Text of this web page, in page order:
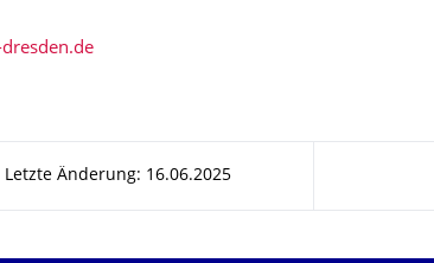
Letzte Änderung: 16.06.2025